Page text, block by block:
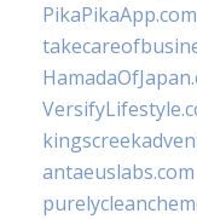
PikaPikaApp.com
antaeuslabs.com